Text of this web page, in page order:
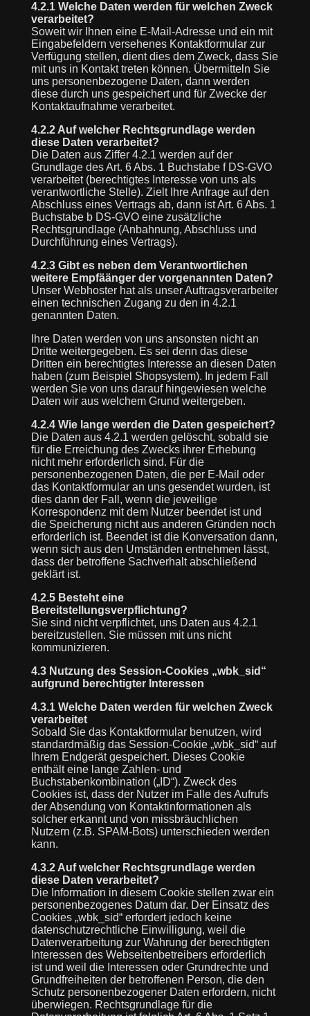
4.2.1 Welche Daten werden für welchen Zweck
verarbeitet?
Soweit wir Ihnen eine E-Mail-Adresse und ein mit
Eingabefeldern versehenes Kontaktformular zur
Verfügung stellen, dient dies dem Zweck, dass Sie
mit uns in Kontakt treten können. Übermitteln Sie
uns personenbezogene Daten, dann werden
diese durch uns gespeichert und für Zwecke der
Kontaktaufnahme verarbeitet.
4.2.2 Auf welcher Rechtsgrundlage werden
diese Daten verarbeitet?
Die Daten aus Ziffer 4.2.1 werden auf der
Grundlage des Art. 6 Abs. 1 Buchstabe f DS-GVO
verarbeitet (berechtigtes Interesse von uns als
verantwortliche Stelle). Zielt Ihre Anfrage auf den
Abschluss eines Vertrags ab, dann ist Art. 6 Abs. 1
Buchstabe b DS-GVO eine zusätzliche
Rechtsgrundlage (Anbahnung, Abschluss und
Durchführung eines Vertrags).
4.2.3 Gibt es neben dem Verantwortlichen
weitere Empfäänger der vorgenannten Daten?
Unser Webhoster hat als unser Auftragsverarbeiter
einen technischen Zugang zu den in 4.2.1
genannten Daten.
Ihre Daten werden von uns ansonsten nicht an
Dritte weitergegeben. Es sei denn das diese
Dritten ein berechtigtes Interesse an diesen Daten
haben (zum Beispiel Shopsystem). In jedem Fall
werden Sie von uns darauf hingewiesen welche
Daten wir aus welchem Grund weitergeben.
4.2.4 Wie lange werden die Daten gespeichert?
Die Daten aus 4.2.1 werden gelöscht, sobald sie
für die Erreichung des Zwecks ihrer Erhebung
nicht mehr erforderlich sind. Für die
personenbezogenen Daten, die per E-Mail oder
das Kontaktformular an uns gesendet wurden, ist
dies dann der Fall, wenn die jeweilige
Korrespondenz mit dem Nutzer beendet ist und
die Speicherung nicht aus anderen Gründen noch
erforderlich ist. Beendet ist die Konversation dann,
wenn sich aus den Umständen entnehmen lässt,
dass der betroffene Sachverhalt abschließend
geklärt ist.
4.2.5 Besteht eine
Bereitstellungsverpflichtung?
Sie sind nicht verpflichtet, uns Daten aus 4.2.1
bereitzustellen. Sie müssen mit uns nicht
kommunizieren.
4.3 Nutzung des Session-Cookies „wbk_sid“
aufgrund berechtigter Interessen
4.3.1 Welche Daten werden für welchen Zweck
verarbeitet
Sobald Sie das Kontaktformular benutzen, wird
standardmäßig das Session-Cookie „wbk_sid“ auf
Ihrem Endgerät gespeichert. Dieses Cookie
enthält eine lange Zahlen- und
Buchstabenkombination („ID“). Zweck des
Cookies ist, dass der Nutzer im Falle des Aufrufs
der Absendung von Kontaktinformationen als
solcher erkannt und von missbräuchlichen
Nutzern (z.B. SPAM-Bots) unterschieden werden
kann.
4.3.2 Auf welcher Rechtsgrundlage werden
diese Daten verarbeitet?
Die Information in diesem Cookie stellen zwar ein
personenbezogenes Datum dar. Der Einsatz des
Cookies „wbk_sid“ erfordert jedoch keine
datenschutzrechtliche Einwilligung, weil die
Datenverarbeitung zur Wahrung der berechtigten
Interessen des Webseitenbetreibers erforderlich
ist und weil die Interessen oder Grundrechte und
Grundfreiheiten der betroffenen Person, die den
Schutz personenbezogener Daten erfordern, nicht
überwiegen. Rechtsgrundlage für die